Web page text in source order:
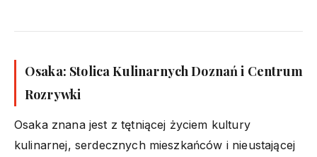
Osaka: Stolica Kulinarnych Doznań i Centrum
Rozrywki
Osaka znana jest z tętniącej życiem kultury
kulinarnej, serdecznych mieszkańców i nieustającej